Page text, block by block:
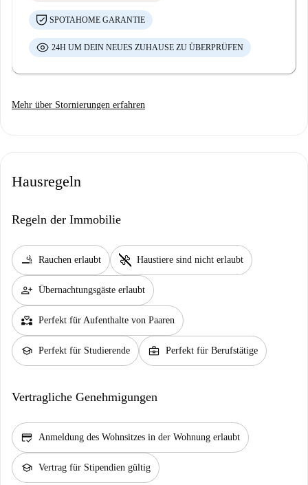
SPOTAHOME GARANTIE
24H UM DEIN NEUES ZUHAUSE ZU ÜBERPRÜFEN
Mehr über Stornierungen erfahren
Hausregeln
Regeln der Immobilie
smoking_rooms Rauchen erlaubt pet_supplies Haustiere sind nicht erlaubt
person_add Übernachtungsgäste erlaubt
partner_heart Perfekt für Aufenthalte von Paaren
school Perfekt für Studierende business_center Perfekt für Berufstätige
Vertragliche Genehmigungen
credit_score Anmeldung des Wohnsitzes in der Wohnung erlaubt
school Vertrag für Stipendien gültig